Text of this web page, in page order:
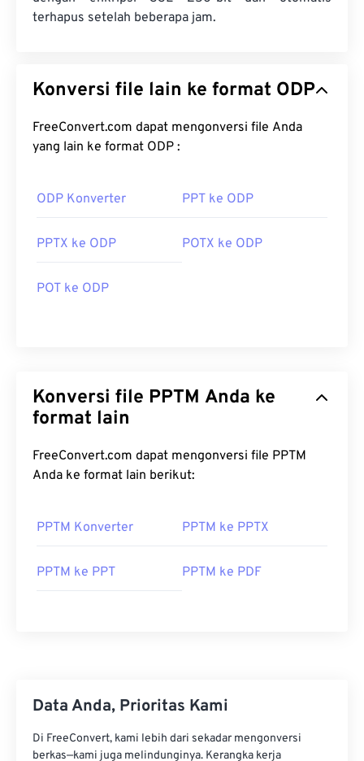
terhapus setelah beberapa jam.
Konversi file lain ke format ODP
FreeConvert.com dapat mengonversi file Anda
yang lain ke format ODP :
ODP Konverter PPT ke ODP
PPTX ke ODP POTX ke ODP
POT ke ODP
Konversi file PPTM Anda ke
format lain
FreeConvert.com dapat mengonversi file PPTM
Anda ke format lain berikut:
PPTM Konverter PPTM ke PPTX
PPTM ke PPT PPTM ke PDF
Data Anda, Prioritas Kami
Di FreeConvert, kami lebih dari sekadar mengonversi
berkas—kami juga melindunginya. Kerangka kerja